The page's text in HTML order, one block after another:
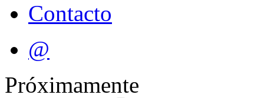
Contacto
@
Próximamente